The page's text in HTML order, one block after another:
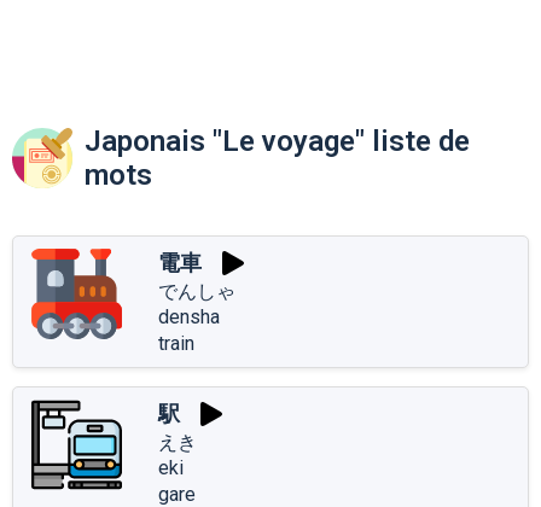
Japonais "Le voyage" liste de
mots
電車
でんしゃ
densha
train
駅
えき
eki
gare